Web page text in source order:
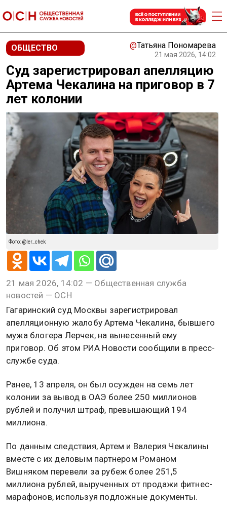
ОБЩЕСТВО @Татьяна Пономарева
21 мая 2026, 14:02
Суд зарегистрировал апелляцию
Артема Чекалина на приговор в 7
лет колонии
Фото: @ler_chek
21 мая 2026, 14:02 — Общественная служба
новостей — ОСН
Гагаринский суд Москвы зарегистрировал
апелляционную жалобу Артема Чекалина, бывшего
мужа блогера Лерчек, на вынесенный ему
приговор. Об этом РИА Новости сообщили в пресс-
службе суда.
Ранее, 13 апреля, он был осужден на семь лет
колонии за вывод в ОАЭ более 250 миллионов
рублей и получил штраф, превышающий 194
миллиона.
По данным следствия, Артем и Валерия Чекалины
вместе с их деловым партнером Романом
Вишняком перевели за рубеж более 251,5
миллиона рублей, вырученных от продажи фитнес-
марафонов, используя подложные документы.